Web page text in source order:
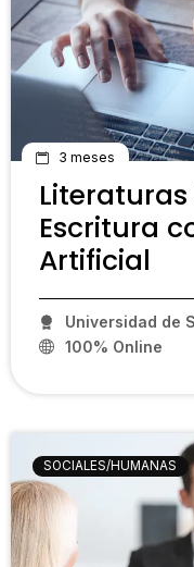
3 meses
Escritura
Artificial
Universidad de
100% Online
SOCIALES/HUMANAS